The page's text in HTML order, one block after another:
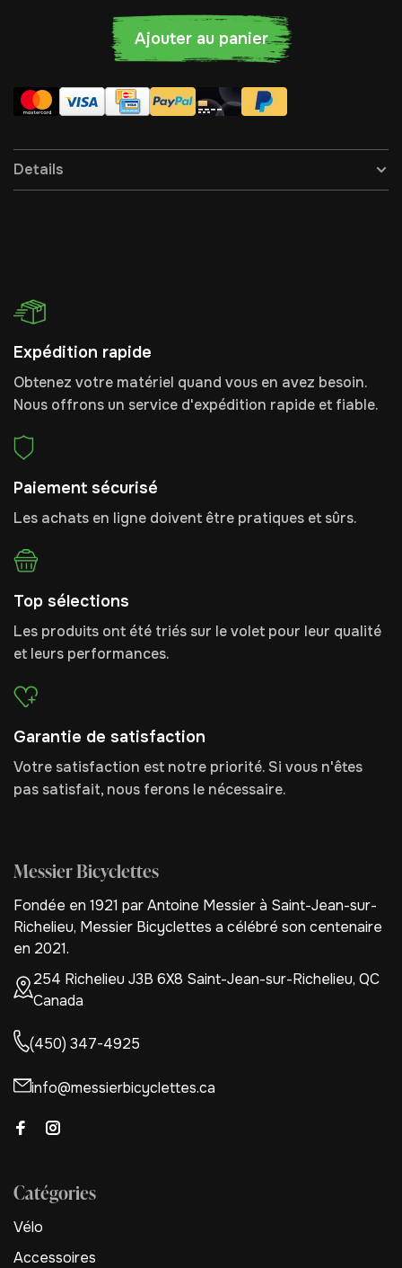
Ajouter au panier
Details
Expédition rapide
Obtenez votre matériel quand vous en avez besoin.
Nous offrons un service d'expédition rapide et fiable.
Paiement sécurisé
Les achats en ligne doivent être pratiques et sûrs.
Top sélections
Les produits ont été triés sur le volet pour leur qualité
et leurs performances.
Garantie de satisfaction
Votre satisfaction est notre priorité. Si vous n'êtes
pas satisfait, nous ferons le nécessaire.
Messier Bicyclettes
Fondée en 1921 par Antoine Messier à Saint-Jean-sur-
Richelieu, Messier Bicyclettes a célébré son centenaire
en 2021.
254 Richelieu J3B 6X8 Saint-Jean-sur-Richelieu, QC
Canada
(450) 347-4925
info@messierbicyclettes.ca
Catégories
Vélo
Accessoires